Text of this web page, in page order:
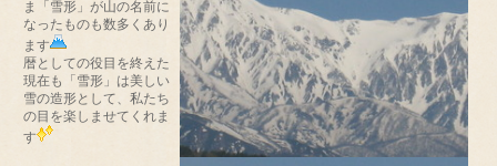
ま「雪形」が山の名前に
なったものも数多くあり
ます
暦としての役目を終えた
現在も「雪形」は美しい
雪の造形として、私たち
の目を楽しませてくれま
す